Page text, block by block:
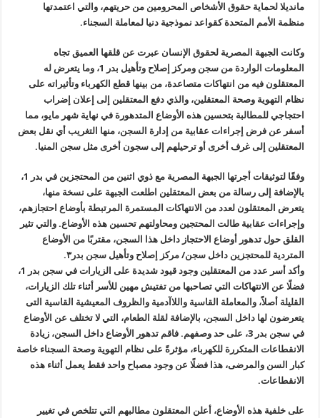
مانديلا لحماية حقوق الأشخاص المحرومين من حريتهم، والتي اعتمدتها
منظمة الأمم المتحدة كقواعد نموذجية دنيا لمعاملة السجناء.
وكانت الجبهة المصرية لحقوق الإنسان عبرت عن قلقها العميق تجاه
المعلومات الواردة من سجن ومركز إصلاح وتأهيل بدر 1، وما يتعرض له
المعتقلون فيه من انتهاكات متصاعدة، من بينها قطع الكهرباء وتأثيراته على
نظام التهوية وصحة المعتقلين، والذي دفع المعتقلين إلى إعلان إضراب
احتجاجي للمطالبة بتحسين هذه الأوضاع المتدهورة في نهاية شهر مايو، مما
أسفر عن فرض إجراءات عقابية من إدارة السجن، منها التغريب أي نقل بعض
المعتقلين إلى غرف أخرى أو ترحيلهم إلى سجون أخرى مثل سجن المنيا.
وفقًا لتوثيقات أجرتها الجبهة المصرية مع ذوي اثنين من المحتجزين في بدر
،
بالإضافة إلى رسالة من بعض المعتقلين اطلعت الجبهة على نسخة منها،
يتعرض المعتقلون لعدد من الانتهاكات المستمرة المرتبطة بأوضاع احتجازهم،
وإجراءات عقابية طالت المحتجين ومحاولتهم تحسين هذه الأوضاع. والتي تثير
القلق حول تدهور أوضاع الاحتجاز داخل هذا السجن، مقتربًا من الأوضاع
المتردية للمحتجزين داخل سجن/ مركز إصلاح وتأهيل سجن بدر٣ .
وأكد أسر عدد من المعتقلين وجود قيود شديدة على الزيارات في سجن بدر 1،
فضلًا عن الانتهاكات التي تصاحبها من تفتيش مهين للأسر أثناء تلك الزيارات،
القليلة أصلاً، والمعاملة القاسية واللاآدمية والظروف المعيشية القاسية التى
يتعرضون لها داخل السجن، بالإضافة لقلة الطعام، التي لا تختلف عن الأوضاع
في سجن بدر 3، على حد وصفهم. فاقم تدهور الأوضاع داخل السجن، زيادة
الانقطاعات المتكررة للكهرباء، مؤثرةً على نظام التهوية وصحة السجناء خاصة
كبار السن والمرضى، هذا فضلًا عن وجود مصباح واحد فقط يعمل أثناء هذه
الانقطاعات.
على خلفية هذه الأوضاع، أعلن المعتقلون مطالبهم التي تتلخص في تغيير